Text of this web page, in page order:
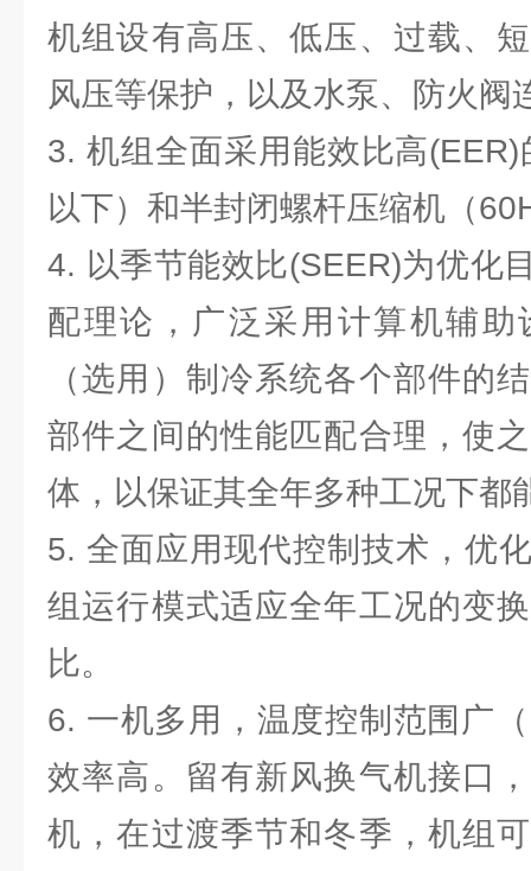
机组设有高压、低压、过载、
风压等保护，以及水泵、防火阀
3. 机组全面采用能效比高
以下）和半封闭螺杆压缩机（
4. 以季节能效比(SEER)为优化
配理论，广泛采用计算机辅
（选用）制冷系统各个部件的
部件之间的性能匹配合理，使
体，以保证其全年多种工况下都
5. 全面应用现代控制技术，优
组运行模式适应全年工况的变
比。
6. 一机多用，温度控制范围广
效率高。留有新风换气机接口
机，在过渡季节和冬季，机组